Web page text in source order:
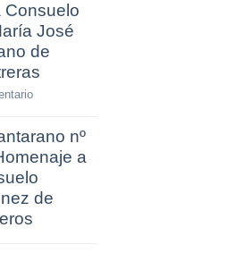
Consuelo
José
de
nº
a
de